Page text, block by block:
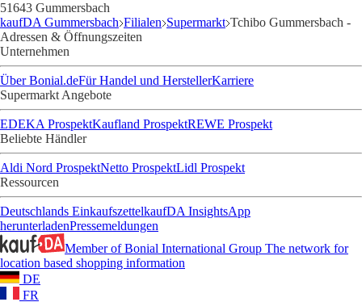
51643 Gummersbach
kaufDA Gummersbach Filialen Supermarkt Tchibo Gummersbach -
Adressen & Öffnungszeiten
Unternehmen
Über Bonial.deFür Handel und HerstellerKarriere
Supermarkt Angebote
EDEKA ProspektKaufland ProspektREWE Prospekt
Beliebte Händler
Aldi Nord ProspektNetto ProspektLidl Prospekt
Ressourcen
Deutschlands EinkaufszettelkaufDA InsightsApp
herunterladenPressemeldungen
Member of Bonial International Group The network for
location based shopping information
DE
FR